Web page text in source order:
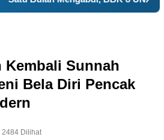
Kembali Sunnah
Bela Diri Pencak
2484 Dilihat